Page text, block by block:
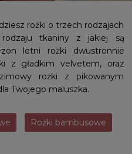
rożki o trzech rodzajach
tkaniny z jakiej są
letni rożki dwustronnie
z gładkim velvetem, oraz
rożki z pikowanym
Twojego maluszka.
Rożki bambusowe